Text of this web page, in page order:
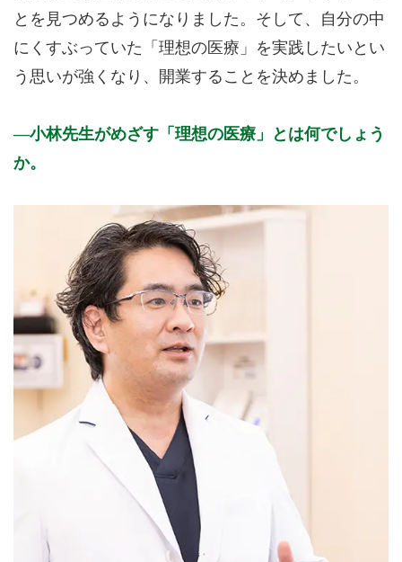
とを見つめるようになりました。そして、自分の中
にくすぶっていた「理想の医療」を実践したいとい
う思いが強くなり、開業することを決めました。
小林先生がめざす「理想の医療」とは何でしょう
か。